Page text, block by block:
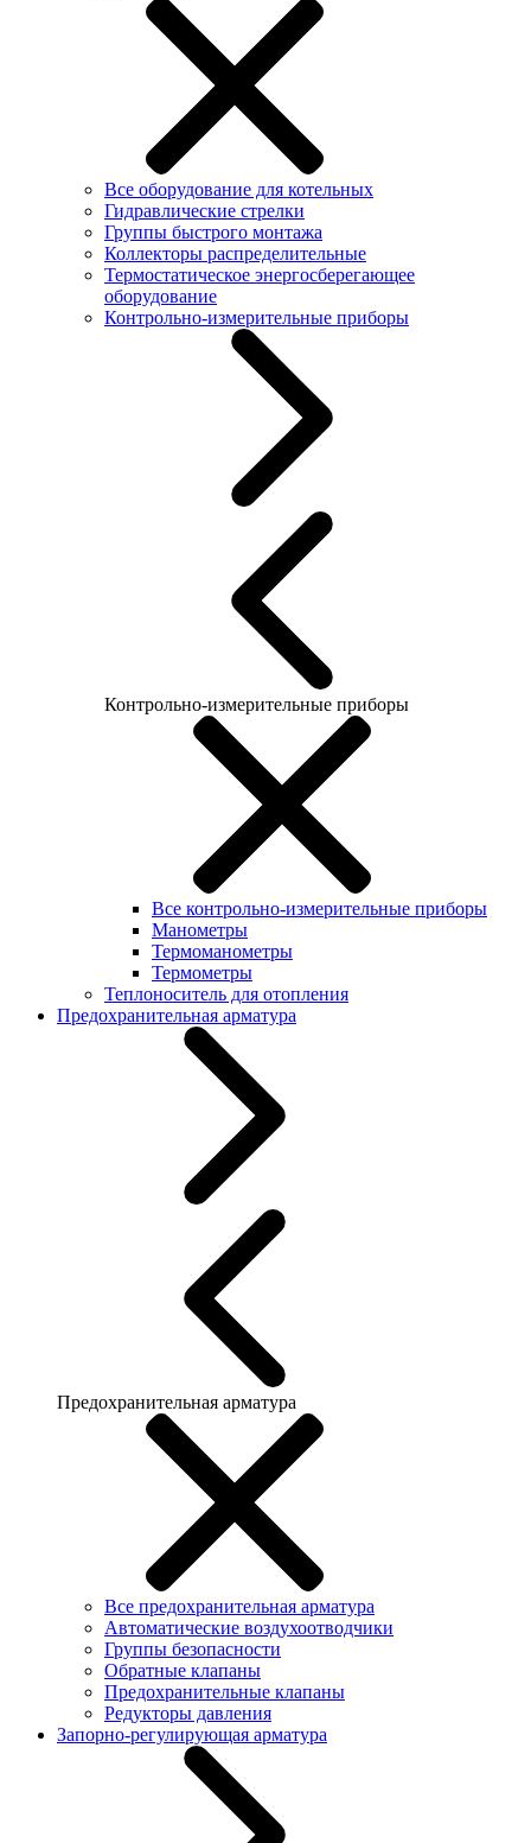
Все оборудование для котельных
Гидравлические стрелки
Группы быстрого монтажа
Коллекторы распределительные
Термостатическое энергосберегающее
оборудование
Контрольно-измерительные приборы
Контрольно-измерительные приборы
Все контрольно-измерительные приборы
Манометры
Термоманометры
Термометры
Теплоноситель для отопления
Предохранительная арматура
Предохранительная арматура
Все предохранительная арматура
Автоматические воздухоотводчики
Группы безопасности
Обратные клапаны
Предохранительные клапаны
Редукторы давления
Запорно-регулирующая арматура